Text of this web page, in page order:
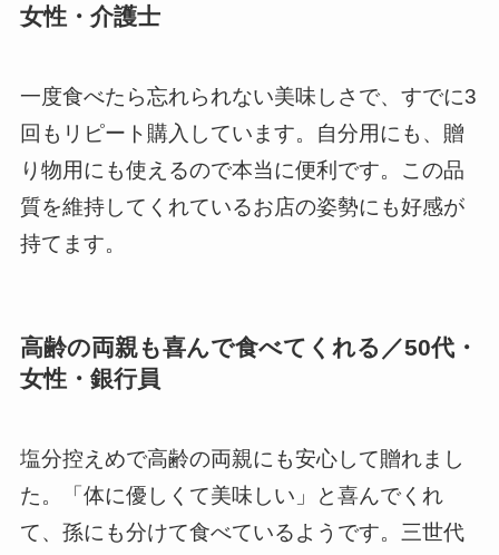
女性・介護士
一度食べたら忘れられない美味しさで、すでに3
回もリピート購入しています。自分用にも、贈
り物用にも使えるので本当に便利です。この品
質を維持してくれているお店の姿勢にも好感が
持てます。
高齢の両親も喜んで食べてくれる／50代・
女性・銀行員
塩分控えめで高齢の両親にも安心して贈れまし
た。「体に優しくて美味しい」と喜んでくれ
て、孫にも分けて食べているようです。三世代